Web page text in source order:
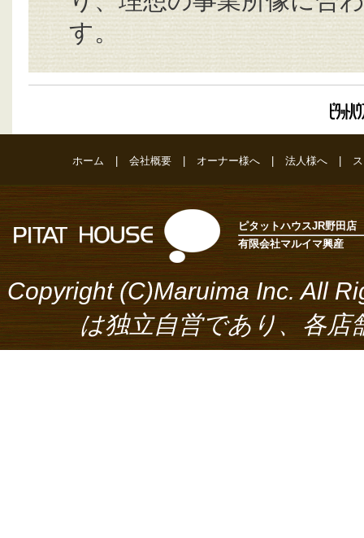
す。
ホーム 会社概要 オーナー様へ 法人様へ
ピタットハウスJR野田店
有限会社マルイマ興産
Copyright (C)Maruima Inc. All
は独立自営であり、各